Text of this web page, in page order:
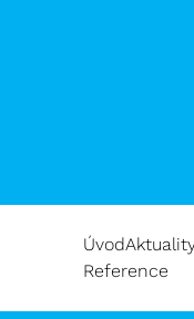
Úvod
Reference